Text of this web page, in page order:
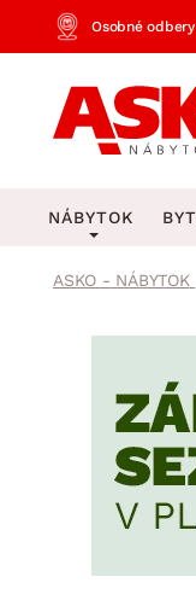
Osobné
NÁBYTOK
KOBERCE
Veľké a stredné
Detské koberce
Kúpeľňové
ASKO - NÁBYTOK